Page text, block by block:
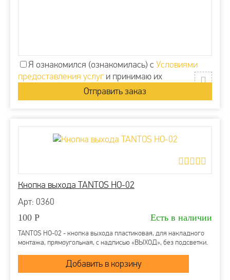
Я ознакомился (ознакомилась) с Условиями
предоставления услуги принимаю их
Кнопка выхода TANTOS HO-02
Арт: 0360
100 Р Есть в наличии
TANTOS HO-02 - кнопка выхода пластиковая, для накладного
монтажа, прямоугольная, с надписью «ВЫХОД», без подсветки.